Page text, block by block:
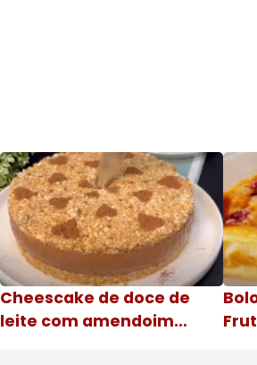
Cheescake de doce de
leite com amendoim